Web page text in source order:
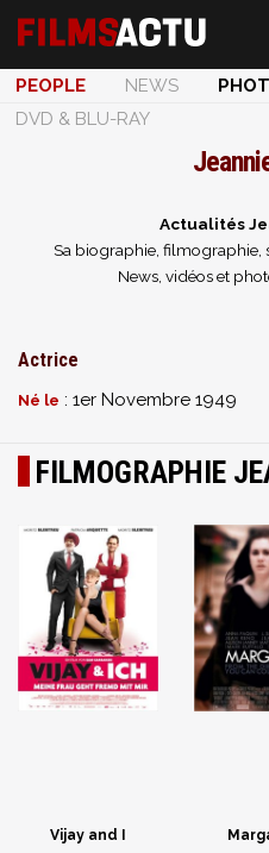
PEOPLE NEWS
DVD & BLU-RAY
Actualités
Sa biographie, filmographie,
News, vidéos et
Actrice
Né le : 1er Novembre 1949
FILMOGRAPHIE
Vijay and I